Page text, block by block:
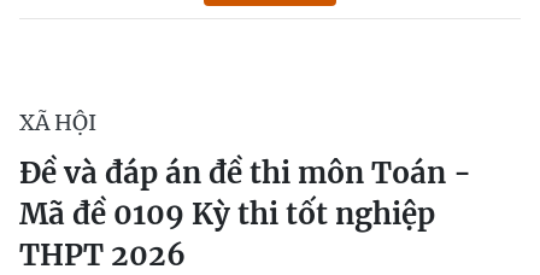
XÃ HỘI
Đề và đáp án đề thi môn Toán -
Mã đề 0109 Kỳ thi tốt nghiệp
THPT 2026